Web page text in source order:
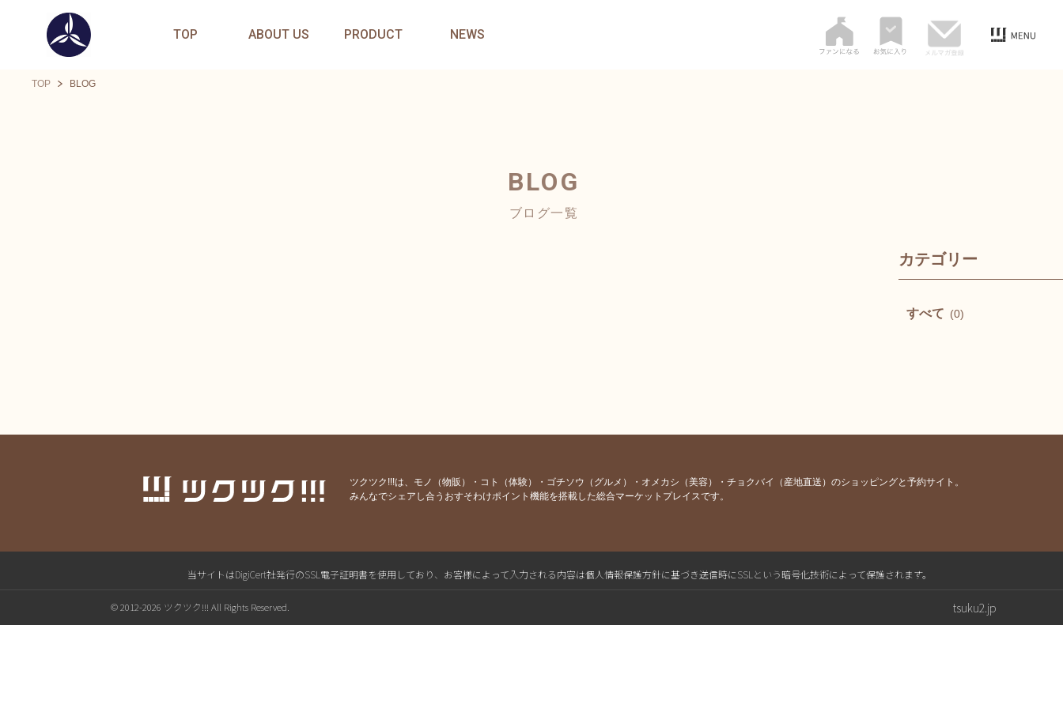
TOP ABOUT US PRODUCT NEWS
TOP BLOG
BLOG
ブログ一覧
カテゴリー
すべて (0)
ツクツク!!!は、モノ（物販）・コト（体験）・ゴチソウ（グルメ）・オメカシ（美容）・チョクバイ（産地直送）のショッピングと予約サイト。
みんなでシェアし合うおすそわけポイント機能を搭載した総合マーケットプレイスです。
当サイトはDigiCert社発行のSSL電子証明書を使用しており、お客様によって入力される内容は個人情報保護方針に基づき送信時にSSLという暗号化技術によって保護されます。
© 2012-2026 ツクツク!!! All Rights Reserved. tsuku2.jp